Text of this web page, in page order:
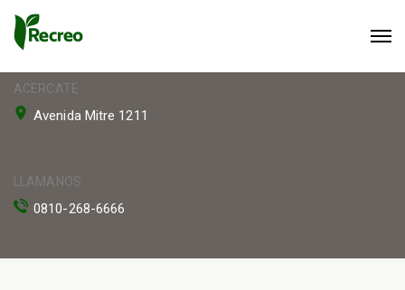
ACERCATE
Avenida Mitre 1211
LLAMANOS
0810-268-6666